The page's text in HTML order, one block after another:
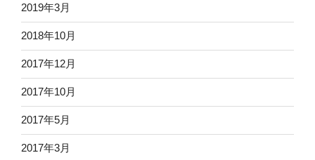
2019年3月
2018年10月
2017年12月
2017年10月
2017年5月
2017年3月